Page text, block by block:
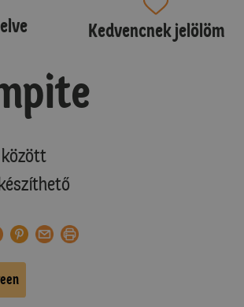
Kedvencnek jelölöm